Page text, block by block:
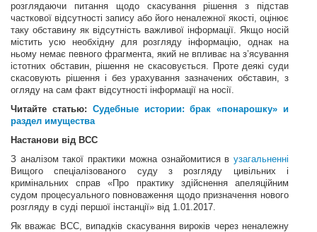
розглядаючи питання щодо скасування рішення з підстав
часткової відсутності запису або його неналежної якості, оцінює
таку обставину як відсутність важливої інформації. Якщо носій
містить усю необхідну для розгляду інформацію, однак на
ньому немає певного фрагмента, який не впливає на з’ясування
істотних обставин, рішення не скасовується. Проте деякі суди
скасовують рішення і без урахування зазначених обставин, з
огляду на сам факт відсутності інформації на носії.
Читайте статью: Судебные истории: брак «понарошку» и
раздел имущества
Настанови від ВСС
З аналізом такої практики можна ознайомитися в узагальненні
Вищого спеціалізованого суду з розгляду цивільних і
кримінальних справ «Про практику здійснення апеляційним
судом процесуального повноваження щодо призначення нового
розгляду в суді першої інстанції» від 1.01.2017.
Як вважає ВСС, випадків скасування вироків через неналежну